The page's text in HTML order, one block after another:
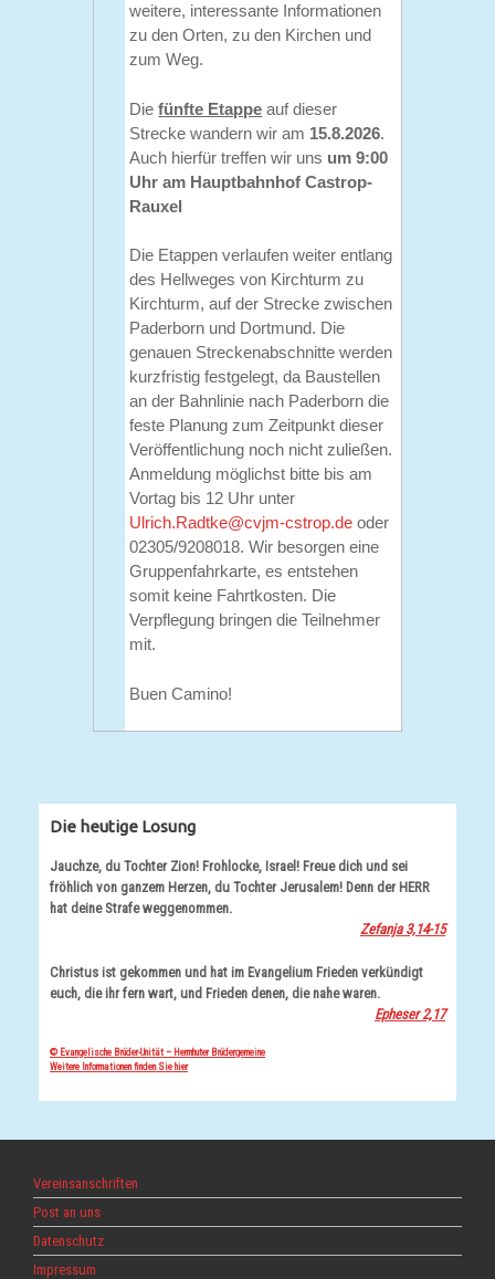
weitere, interessante Informationen
zu den Orten, zu den Kirchen und
zum Weg.
Diefünfte Etappe auf dieser
Strecke wandern wir am 15.8.2026.
Auch hierfür treffen wir uns um 9:00
Uhr am Hauptbahnhof Castrop-
Rauxel
Die Etappen verlaufen weiter entlang
des Hellweges von Kirchturm zu
Kirchturm, auf der Strecke zwischen
Paderborn und Dortmund. Die
genauen Streckenabschnitte werden
kurzfristig festgelegt, da Baustellen
an der Bahnlinie nach Paderborn die
feste Planung zum Zeitpunkt dieser
Veröffentlichung noch nicht zuließen.
Anmeldung möglichst bitte bis am
Vortag bis 12 Uhr unter
Ulrich.Radtke@cvjm-cstrop.de oder
02305/9208018. Wir besorgen eine
Gruppenfahrkarte, es entstehen
somit keine Fahrtkosten. Die
Verpflegung bringen die Teilnehmer
mit.
Buen Camino!
Die heutige Losung
Jauchze, du Tochter Zion! Frohlocke, Israel! Freue dich und sei
fröhlich von ganzem Herzen, du Tochter Jerusalem! Denn der HERR
hat deine Strafe weggenommen.
Zefanja 3,14-15
Christus ist gekommen und hat im Evangelium Frieden verkündigt
euch, die ihr fern wart, und Frieden denen, die nahe waren.
Epheser 2,17
© Evangelische Brüder-Unität – Herrnhuter Brüdergemeine
Weitere Informationen finden Sie hier
Vereinsanschriften
Post an uns
Datenschutz
Impressum